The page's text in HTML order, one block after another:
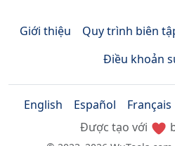
Giới thiệu Quy trình biên
Điều khoản
English Español Français
Được tạo với